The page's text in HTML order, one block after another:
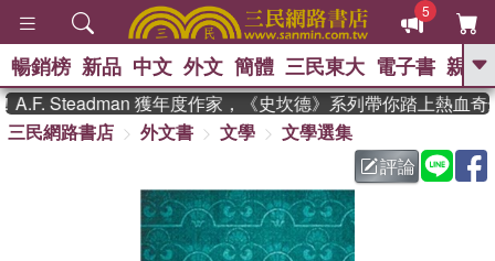
5
GO
熱搜： 東野圭吾 、
父親節 、 如果歷
暑期推薦 、 國際布克
獎 臺灣漫遊錄 、 方念華
登輝時代 、 數學女孩：黎曼猜想
偉大的迷走神經
暢銷榜 新品 中文 外文 簡體 三民東大 電子書 親子
Steadman 獲年度作家，《史坎德》系列帶你踏上熱血奇
三民網路書店
外文書 文學
文學選集
評論